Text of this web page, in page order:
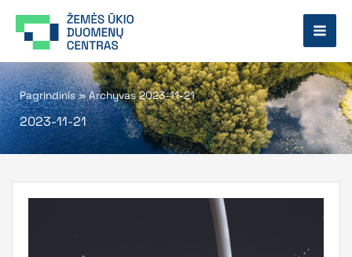
prie
Pagrindinis»Archyvas 2023-11-21
2023-11-21